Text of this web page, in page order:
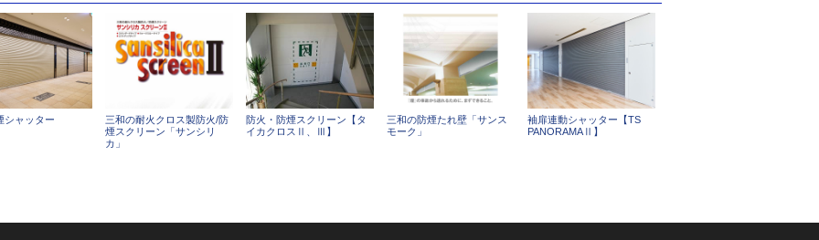
シャッター
三和の耐火クロス製防火/防
煙スクリーン「サンシリ
カ」
防火・防煙スクリーン【タ
イカクロスⅡ、Ⅲ】
三和の防煙たれ壁「サンス
モーク」
袖扉連動シャッター【TS
PANORAMAⅡ】